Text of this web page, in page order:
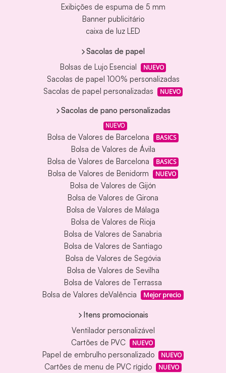
Exibições de espuma de 5 mm
Banner publicitário
caixa de luz LED
Sacolas de papel
Bolsas de Lujo Esencial
NUEVO
Sacolas de papel 100% personalizadas
Sacolas de papel personalizadas
NUEVO
Sacolas de pano personalizadas
NUEVO
Bolsa de Valores de Barcelona BASICS
Bolsa de Valores de Ávila
Bolsa de Valores de Barcelona
BASICS
Bolsa de Valores de Benidorm NUEVO
Bolsa de Valores de Gijón
Bolsa de Valores de Girona
Bolsa de Valores de Málaga
Bolsa de Valores de Rioja
Bolsa de Valores de Sanabria
Bolsa de Valores de Santiago
Bolsa de Valores de Segóvia
Bolsa de Valores de Sevilha
Bolsa de Valores de Terrassa
Bolsa de Valores deValência
Mejor precio
Itens promocionais
Ventilador personalizável
Cartões de PVC
NUEVO
Papel de embrulho personalizado NUEVO
Cartões de menu de PVC rígido NUEVO